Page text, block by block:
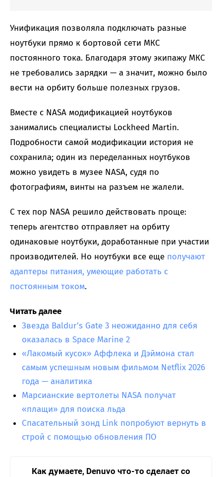
Унификация позволяла подключать разные
ноутбуки прямо к бортовой сети МКС
постоянного тока. Благодаря этому экипажу МКС
не требовались зарядки — а значит, можно было
вести на орбиту больше полезных грузов.
Вместе с NASA модификацией ноутбуков
занимались специалисты Lockheed Martin.
Подробности самой модификации история не
сохранила; один из переделанных ноутбуков
можно увидеть в музее NASA, судя по
фотографиям, винты на разъем не жалели.
С тех пор NASA решило действовать проще:
теперь агентство отправляет на орбиту
одинаковые ноутбуки, доработанные при участии
производителей. Но ноутбуки все еще получают
адаптеры питания, умеющие работать с
постоянным током.
Читать далее
Звезда Baldur’s Gate 3 неожиданно для себя
оказалась в Space Marine 2
«Лакомый кусок» Аффлека и Дэймона стал
самым успешным новым фильмом Netflix 2026
года — аналитика
Марсианские вертолеты NASA получат
«плащи» для поиска льда
Спасательный зонд Link попробуют вернуть в
строй с помощью обновления ПО
Как думаете, Denuvo что-то сделает со